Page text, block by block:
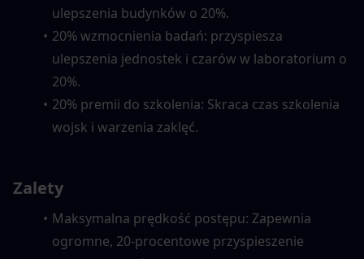
ulepszenia budynków o 20%.
20% wzmocnienia badań: przyspiesza
ulepszenia jednostek i czarów w laboratorium o
20%.
20% premii do szkolenia: Skraca czas szkolenia
wojsk i warzenia zaklęć.
Zalety
Maksymalna prędkość postępu: Zapewnia
ogromne, 20-procentowe przyspieszenie